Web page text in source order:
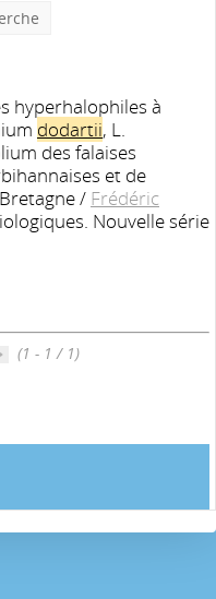
hyperhalophiles à
dodartii, L.
des falaises
et de
/ Frédéric
Nouvelle série
(1 - 1 / 1)